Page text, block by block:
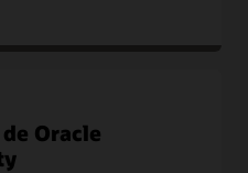
Oracle